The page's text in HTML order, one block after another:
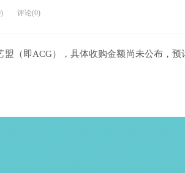
评论(0)
（即ACG），具体收购金额尚未公布，预